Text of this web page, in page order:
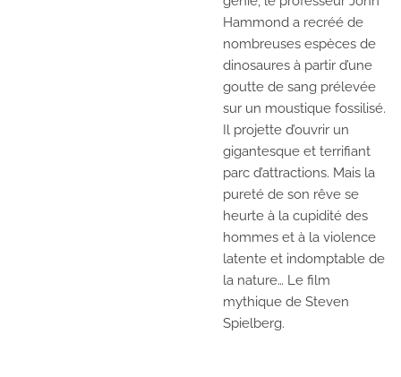
Hammond a recréé de
nombreuses espèces de
dinosaures à partir d’une
goutte de sang prélevée
sur un moustique fossilisé.
Il projette d’ouvrir un
gigantesque et terrifiant
parc d’attractions. Mais la
pureté de son rêve se
heurte à la cupidité des
hommes et à la violence
latente et indomptable de
la nature… Le film
mythique de Steven
Spielberg.